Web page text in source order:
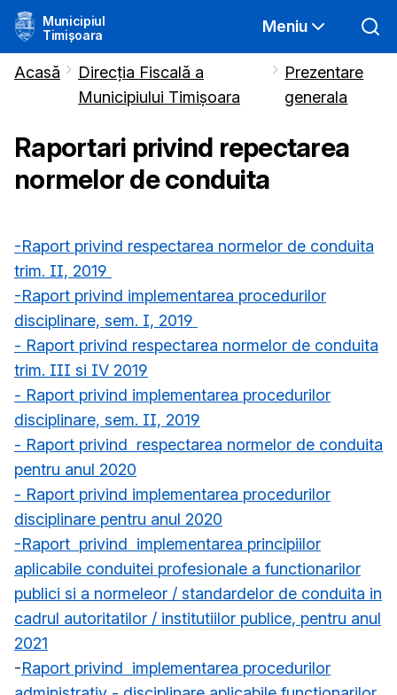
Municipiul
Timișoara
Meniu
Acasă
Direcția Fiscală a
Municipiului Timișoara
Prezentare
generala
Raportari privind repectarea
normelor de conduita
-Raport privind respectarea normelor de conduita
trim. II, 2019
-Raport privind implementarea procedurilor
disciplinare, sem. I, 2019
- Raport privind respectarea normelor de conduita
trim. III si IV 2019
- Raport privind implementarea procedurilor
disciplinare, sem. II, 2019
- Raport privind respectarea normelor de conduita
pentru anul 2020
- Raport privind implementarea procedurilor
disciplinare pentru anul 2020
-Raport privind implementarea principiilor
aplicabile conduitei profesionale a functionarilor
publici si a normeleor / standardelor de conduita in
cadrul autoritatilor / institutiilor publice, pentru anul
2021
-Raport privind implementarea procedurilor